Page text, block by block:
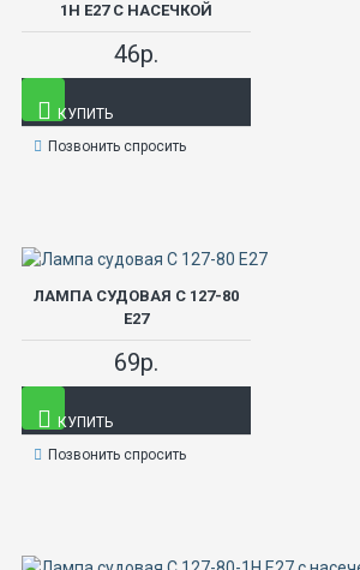
1Н Е27 С НАСЕЧКОЙ
46р.
КУПИТЬ
Позвонить спросить
ЛАМПА СУДОВАЯ С 127-80
Е27
69р.
КУПИТЬ
Позвонить спросить